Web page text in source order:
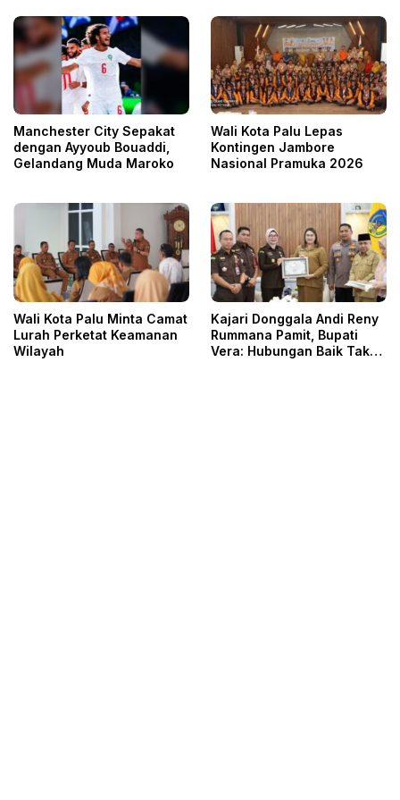
Manchester City Sepakat
dengan Ayyoub Bouaddi,
Gelandang Muda Maroko
Wali Kota Palu Lepas
Kontingen Jambore
Nasional Pramuka 2026
Wali Kota Palu Minta Camat
Lurah Perketat Keamanan
Wilayah
Kajari Donggala Andi Reny
Rummana Pamit, Bupati
Vera: Hubungan Baik Tak